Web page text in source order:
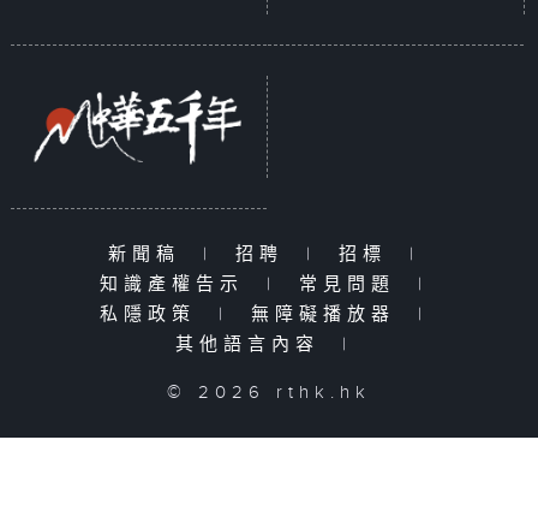
新聞稿 | 招聘 | 招標
|
知識產權告示
| 常見問題
|
私隱政策
| 無障礙播放器
|
其他語言內容
|
© 2026 rthk.hk